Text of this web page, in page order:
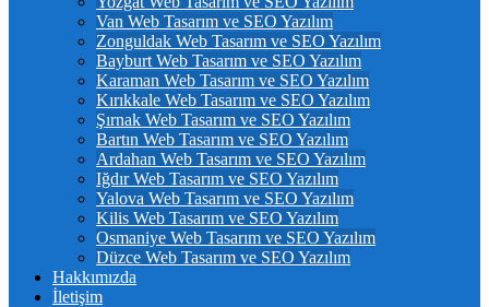
Van Web Tasarım ve SEO Yazılım
Zonguldak Web Tasarım ve SEO Yazılım
Bayburt Web Tasarım ve SEO Yazılım
Karaman Web Tasarım ve SEO Yazılım
Kırıkkale Web Tasarım ve SEO Yazılım
Şırnak Web Tasarım ve SEO Yazılım
Bartın Web Tasarım ve SEO Yazılım
Ardahan Web Tasarım ve SEO Yazılım
Iğdır Web Tasarım ve SEO Yazılım
Yalova Web Tasarım ve SEO Yazılım
Kilis Web Tasarım ve SEO Yazılım
Osmaniye Web Tasarım ve SEO Yazılım
Düzce Web Tasarım ve SEO Yazılım
Hakkımızda
İletişim